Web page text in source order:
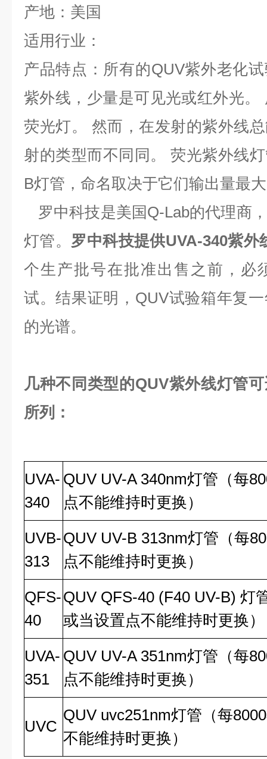
产地：美国
适用行业：
产品特点：所有的QUV紫外老化
紫外线，少量是可见光或红外光。
荧光灯。 然而，在发射的紫外线
射的类型而不同同。 荧光紫外线
B灯管，命名取决于它们输出量最
罗中科技是美国Q-Lab的代理商，
灯管。 罗中科技提供UVA-340紫
个生产批号在批准出售之前，必
试。结果证明，QUV试验箱年复
的光谱。
几种不同类型的QUV紫外线灯管
所列：
UVA-
340
QUV UV-A 340nm灯管（每
点不能维持时更换）
UVB-
313
QUV UV-B 313nm灯管（每
点不能维持时更换）
QFS-
40
QUV QFS-40 (F40 UV-B) 灯
或当设置点不能维持时更换）
UVA-
351
QUV UV-A 351nm灯管（每
点不能维持时更换）
UVC
QUV uvc251nm灯管（每
不能维持时更换）